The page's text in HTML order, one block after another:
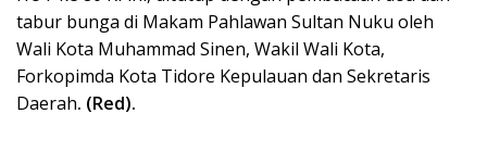
tabur bunga di Makam Pahlawan Sultan Nuku oleh
Wali Kota Muhammad Sinen, Wakil Wali Kota,
Forkopimda Kota Tidore Kepulauan dan Sekretaris
Daerah. (Red).